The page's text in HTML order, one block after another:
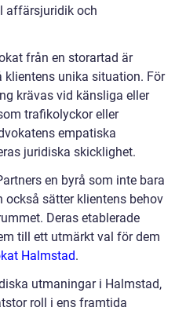
affärsjuridik och
från en storartad är
unika situation. För
krävas vid känsliga eller
trafikolyckor eller
empatiska
juridiska skicklighet.
en byrå som inte bara
sätter klientens behov
Deras etablerade
till ett utmärkt val för dem
Halmstad.
utmaningar i Halmstad,
roll i ens framtida